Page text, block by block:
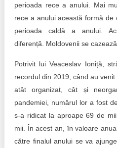
perioada rece a anului. Mai
rece a anului această formă
perioada caldă a anului.
diferență. Moldovenii se
Potrivit lui Veaceslav Ioniță,
recordul din 2019, când au
atât organizat, cât și
pandemiei, numărul lor a fost
s-a ridicat la aproape 69 de
mii. În acest an, în valoare
către finalul anului se va